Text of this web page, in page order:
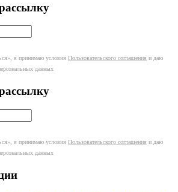
я принимаю условия Пользовательского соглашения и даю
данных
я принимаю условия Пользовательского соглашения и даю
данных